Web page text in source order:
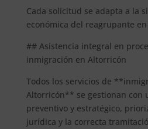
Cada solicitud se adapta a la
económica del reagrupante
## Asistencia integral en
inmigración en Altorricón
Todos los servicios de
Altorricón** se gestionan con
preventivo y estratégico,
jurídica y la correcta